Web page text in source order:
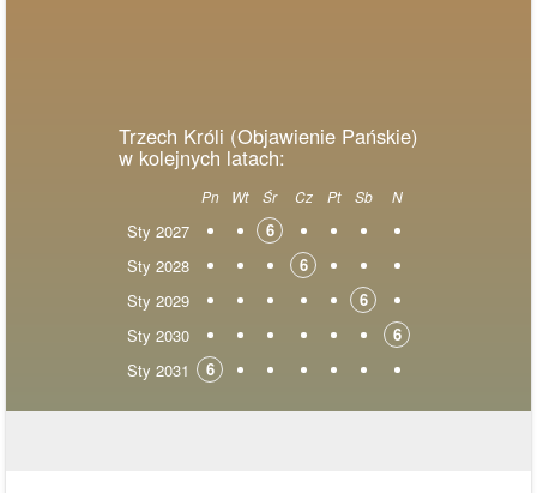
Trzech Króli (Objawienie Pańskie)
w kolejnych latach:
Pn Wt Śr Cz Pt Sb N
Sty 2027
6
Sty 2028
6
Sty 2029
6
Sty 2030
6
Sty 2031
6